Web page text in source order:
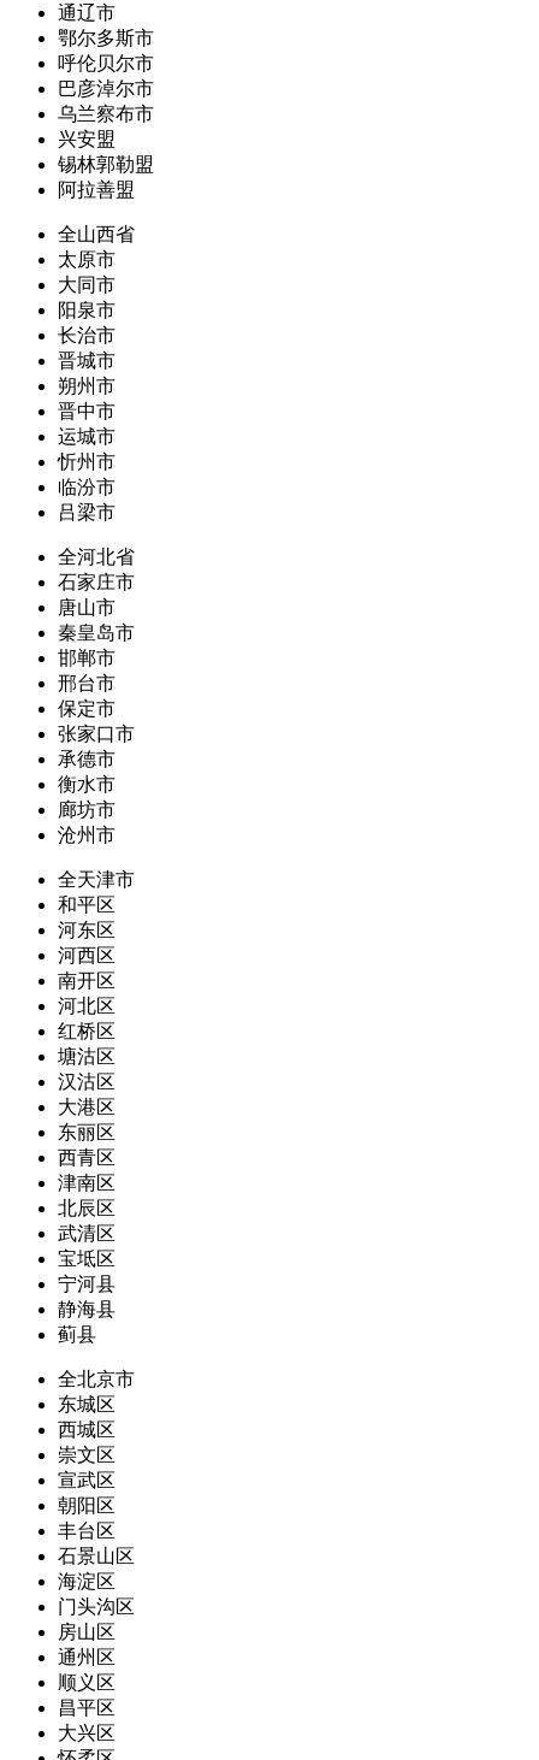
通辽市
鄂尔多斯市
呼伦贝尔市
巴彦淖尔市
乌兰察布市
兴安盟
锡林郭勒盟
阿拉善盟
全山西省
太原市
大同市
阳泉市
长治市
晋城市
朔州市
晋中市
运城市
忻州市
临汾市
吕梁市
全河北省
石家庄市
唐山市
秦皇岛市
邯郸市
邢台市
保定市
张家口市
承德市
衡水市
廊坊市
沧州市
全天津市
和平区
河东区
河西区
南开区
河北区
红桥区
塘沽区
汉沽区
大港区
东丽区
西青区
津南区
北辰区
武清区
宝坻区
宁河县
静海县
蓟县
全北京市
东城区
西城区
崇文区
宣武区
朝阳区
丰台区
石景山区
海淀区
门头沟区
房山区
通州区
顺义区
昌平区
大兴区